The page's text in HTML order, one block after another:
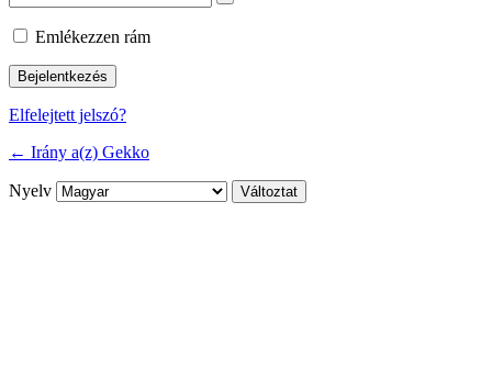
Emlékezzen rám
Elfelejtett jelszó?
← Irány a(z) Gekko
Nyelv